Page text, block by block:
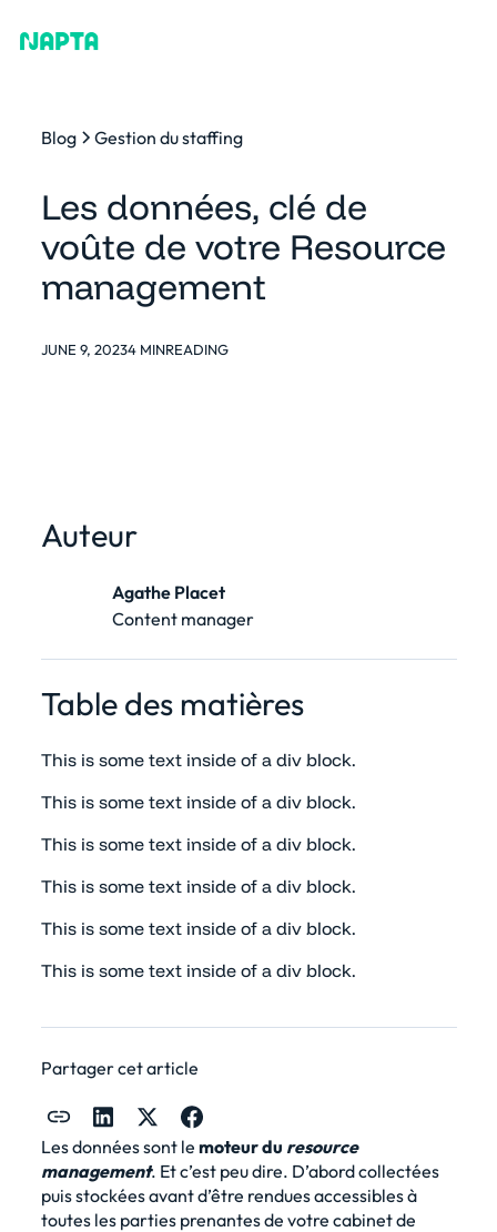
Blog Gestion du staffing
Les données, clé de
voûte de votre Resource
management
JUNE 9, 20234 MINREADING
Auteur
Agathe Placet
Content manager
Table des matières
This is some text inside of a div block.
This is some text inside of a div block.
This is some text inside of a div block.
This is some text inside of a div block.
This is some text inside of a div block.
This is some text inside of a div block.
Partager cet article
Les données sont le moteur du resource
management. Et c’est peu dire. D’abord collectées
puis stockées avant d’être rendues accessibles à
toutes les parties prenantes de votre cabinet de